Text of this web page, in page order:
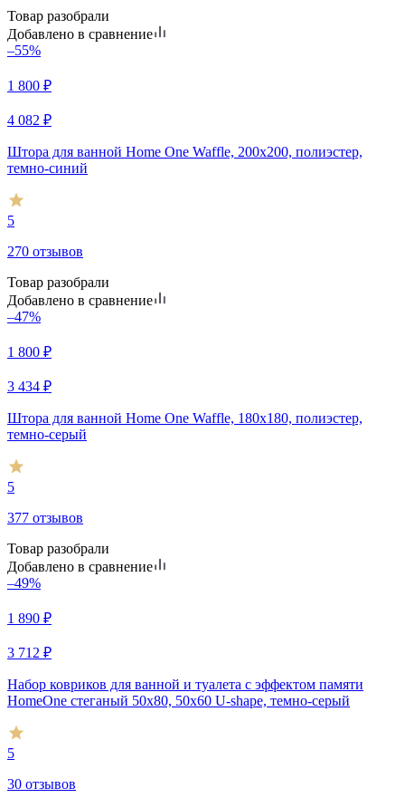
Товар разобрали
Добавлено в сравнение
–55%
1 800 ₽
4 082 ₽
Штора для ванной Home One Waffle, 200х200, полиэстер,
темно-синий
5
270 отзывов
Товар разобрали
Добавлено в сравнение
–47%
1 800 ₽
3 434 ₽
Штора для ванной Home One Waffle, 180х180, полиэстер,
темно-серый
5
377 отзывов
Товар разобрали
Добавлено в сравнение
–49%
1 890 ₽
3 712 ₽
Набор ковриков для ванной и туалета с эффектом памяти
HomeOne стеганый 50х80, 50х60 U-shape, темно-серый
5
30 отзывов